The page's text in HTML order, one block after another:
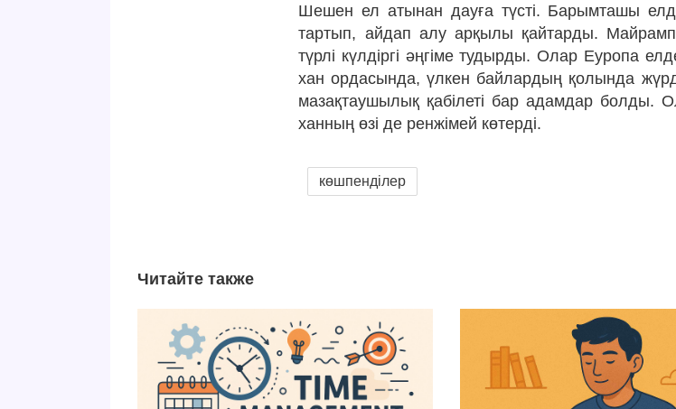
Шешен ел атынан дауға түсті. Барымташы
тартып, айдап алу арқылы қайтарды.
түрлі күлдіргі әңгіме тудырды. Олар Еуропа
хан ордасында, үлкен байлардың қолында
мазақтаушылық қабілеті бар адамдар болды.
ханның өзі де ренжімей көтерді.
көшпенділер
Читайте также